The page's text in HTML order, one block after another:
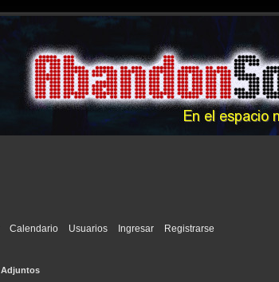
Calendario Usuarios Ingresar Registrarse
Adjuntos